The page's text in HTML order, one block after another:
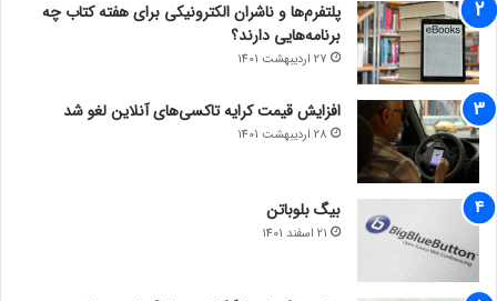
پلتفرم‌ها و ناشران الکترونیکی برای هفته کتاب چه
برنامه‌هایی دارند؟
27 اردیبهشت 1401
افزایش قیمت کرایه تاکسی‌های آنلاین لغو شد
28 اردیبهشت 1401
بیگ بلوباتن
21 اسفند 1401